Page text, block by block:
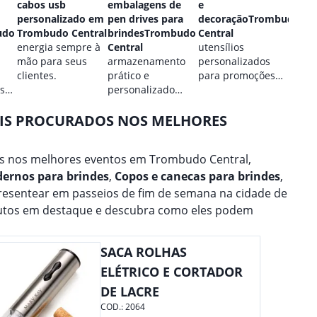
cabos usb
personalizado em
Trombudo Central
energia sempre à
mão para seus
clientes.
embalagens de
pen drives para
brindesTrombudo
Central
armazenamento
prático e
personalizado
e
decoraçãoTrombudo
Central
utensílios
personalizados
para promoções
PROCURADOS NOS MELHORES
nos melhores eventos em Trombudo Central,
para brindes, Copos e canecas para brindes,
em passeios de fim de semana na cidade de
em destaque e descubra como eles podem
SACA ROLHAS
ELÉTRICO E CORTADOR
DE LACRE
COD.:2064